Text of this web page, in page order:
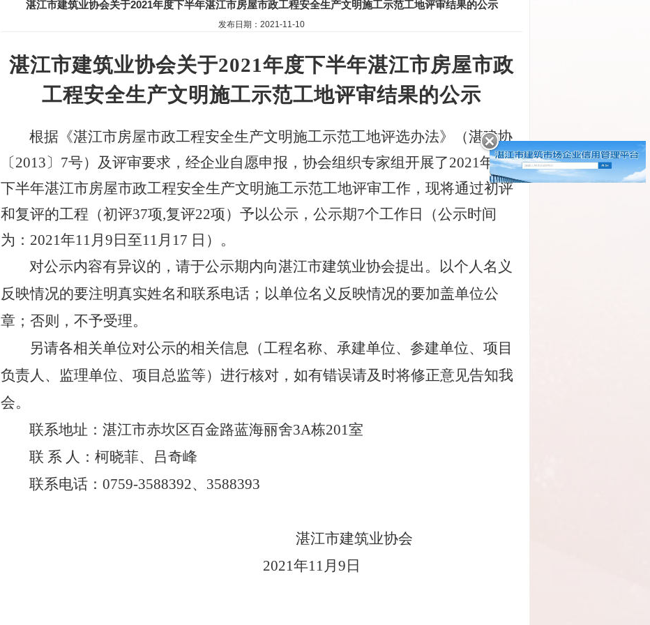
湛江市建筑业协会关于2021年度下半年湛江市房屋市政工程安全生产文明施工示范工地评审结果的公示
发布日期：2021-11-10
湛江市建筑业协会关于2021年度下半年湛江市房屋市政
工程安全生产文明施工示范工地评审结果的公示
根据《湛江市房屋市政工程安全生产文明施工示范工地评选办法》（湛建协
〔2013〕7号）及评审要求，经企业自愿申报，协会组织专家组开展了2021年度
下半年湛江市房屋市政工程安全生产文明施工示范工地评审工作，现将通过初评
和复评的工程（初评37项,复评22项）予以公示，公示期7个工作日（公示时间
为：2021年11月9日至11月17 日）。
对公示内容有异议的，请于公示期内向湛江市建筑业协会提出。以个人名义
反映情况的要注明真实姓名和联系电话；以单位名义反映情况的要加盖单位公
章；否则，不予受理。
另请各相关单位对公示的相关信息（工程名称、承建单位、参建单位、项目
负责人、监理单位、项目总监等）进行核对，如有错误请及时将修正意见告知我
会。
联系地址：湛江市赤坎区百金路蓝海丽舍3A栋201室
联 系 人：柯晓菲、吕奇峰
联系电话： 0759-3588392、3588393
湛江市建筑业协会
2021年11月9日